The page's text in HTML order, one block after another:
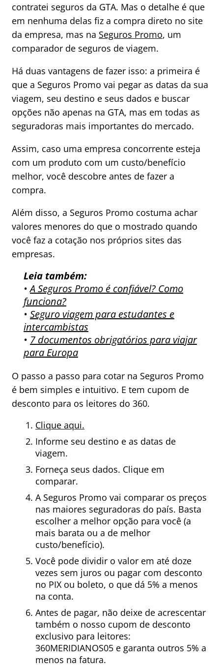
contratei seguros da GTA. Mas o detalhe é que
em nenhuma delas fiz a compra direto no site
da empresa, mas na Seguros Promo, um
comparador de seguros de viagem.
Há duas vantagens de fazer isso: a primeira é
que a Seguros Promo vai pegar as datas da sua
viagem, seu destino e seus dados e buscar
opções não apenas na GTA, mas em todas as
seguradoras mais importantes do mercado.
Assim, caso uma empresa concorrente esteja
com um produto com um custo/benefício
melhor, você descobre antes de fazer a
compra.
Além disso, a Seguros Promo costuma achar
valores menores do que o mostrado quando
você faz a cotação nos próprios sites das
empresas.
Leia também:
•A Seguros Promo é confiável? Como
funciona?
• Seguro viagem para estudantes e
intercambistas
• 7 documentos obrigatórios para viajar
para Europa
O passo a passo para cotar na Seguros Promo
é bem simples e intuitivo. E tem cupom de
desconto para os leitores do 360.
Clique aqui.
Informe seu destino e as datas de
viagem.
Forneça seus dados. Clique em
comparar.
A Seguros Promo vai comparar os preços
nas maiores seguradoras do país. Basta
escolher a melhor opção para você (a
mais barata ou a de melhor
custo/benefício).
Você pode dividir o valor em até doze
vezes sem juros ou pagar com desconto
no PIX ou boleto, o que dá 5% a menos
na conta.
Antes de pagar, não deixe de acrescentar
também o nosso cupom de desconto
exclusivo para leitores:
360MERIDIANOS05 e garanta outros 5% a
menos na fatura.